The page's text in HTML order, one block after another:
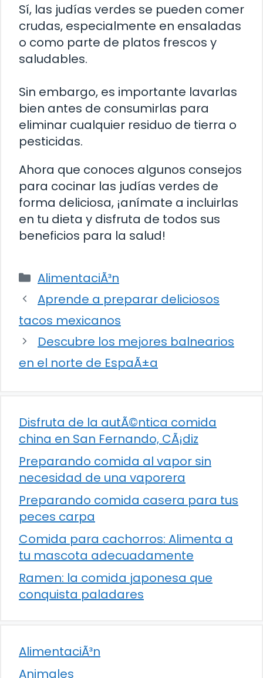
Sí, las judías verdes se pueden comer
crudas, especialmente en ensaladas
o como parte de platos frescos y
saludables.
Sin embargo, es importante lavarlas
bien antes de consumirlas para
eliminar cualquier residuo de tierra o
pesticidas.
Ahora que conoces algunos consejos
para cocinar las judías verdes de
forma deliciosa, ¡anímate a incluirlas
en tu dieta y disfruta de todos sus
beneficios para la salud!
Categorías
AlimentaciÃ³n
Aprende a preparar deliciosos
tacos mexicanos
Descubre los mejores balnearios
en el norte de EspaÃ±a
Disfruta de la autÃ©ntica comida
china en San Fernando, CÃ¡diz
Preparando comida al vapor sin
necesidad de una vaporera
Preparando comida casera para tus
peces carpa
Comida para cachorros: Alimenta a
tu mascota adecuadamente
Ramen: la comida japonesa que
conquista paladares
AlimentaciÃ³n
Animales